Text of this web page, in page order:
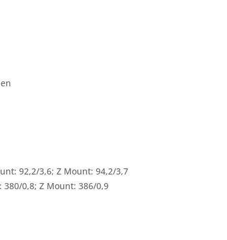
92,2/3,6; Z Mount: 94,2/3,7
380/0,8; Z Mount: 386/0,9